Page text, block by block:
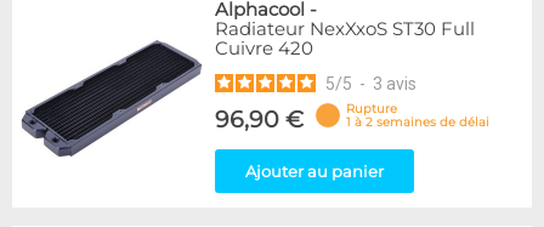
Alphacool -
Radiateur NexXxoS ST30 Full
Cuivre 420
5/5 - 3 avis
96,90 €
Rupture
1 à 2 semaines de délai
Ajouter au panier